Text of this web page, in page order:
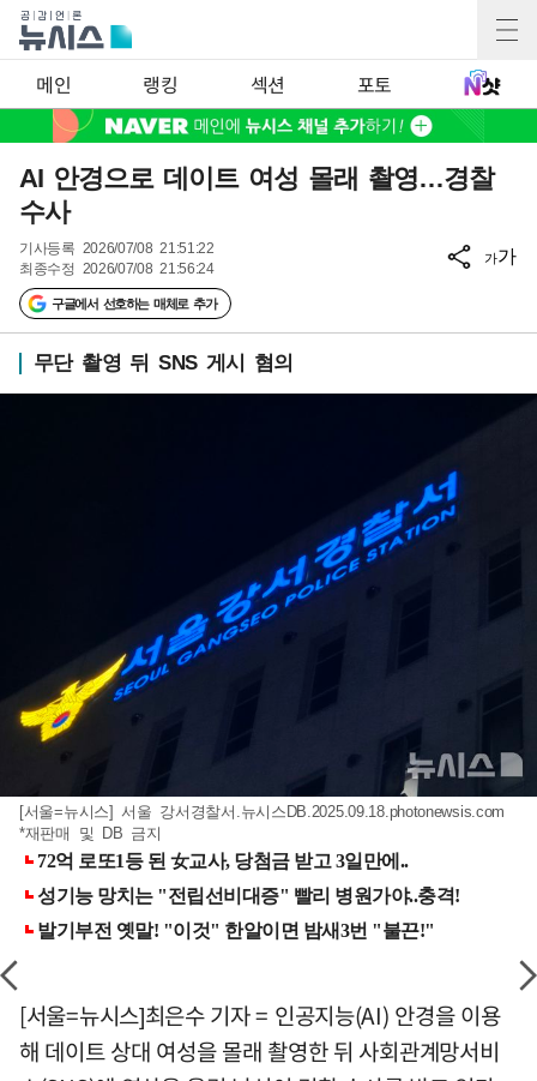
메인 랭킹 섹션 포토
AI 안경으로 데이트 여성 몰래 촬영…경찰
수사
기사등록 2026/07/08 21:51:22
최종수정 2026/07/08 21:56:24
구글에서 선호하는 매체로 추가
가가
무단 촬영 뒤 SNS 게시 혐의
[서울=뉴시스] 서울 강서경찰서.뉴시스DB.2025.09.18.photonewsis.com
*재판매 및 DB 금지
[서울=뉴시스]최은수 기자 = 인공지능(AI) 안경을 이용
해 데이트 상대 여성을 몰래 촬영한 뒤 사회관계망서비